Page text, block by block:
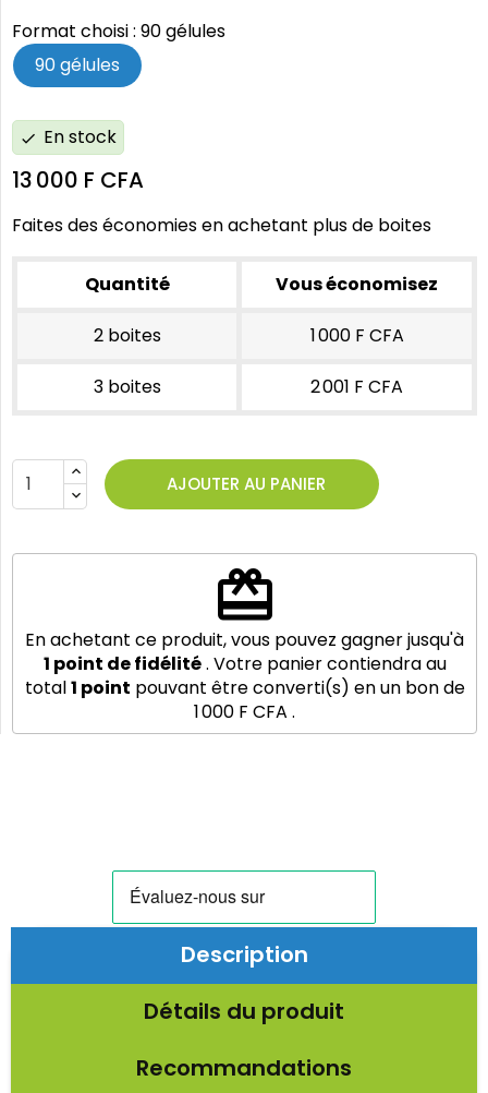
Format choisi : 90 gélules
90 gélules
check En stock
13 000 F CFA
Faites des économies en achetant plus de boites
Quantité Vous économisez
2 boites 1 000 F CFA
3 boites 2 001 F CFA
AJOUTER AU PANIER
redeem
En achetant ce produit, vous pouvez gagner jusqu'à
1 point de fidélité. Votre panier contiendra au
total1 point pouvant être converti(s) en un bon de
1 000 F CFA .
Description
Détails du produit
Recommandations